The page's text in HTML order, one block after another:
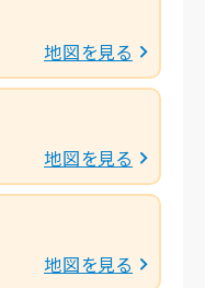
地図を見る
地図を見る
地図を見る